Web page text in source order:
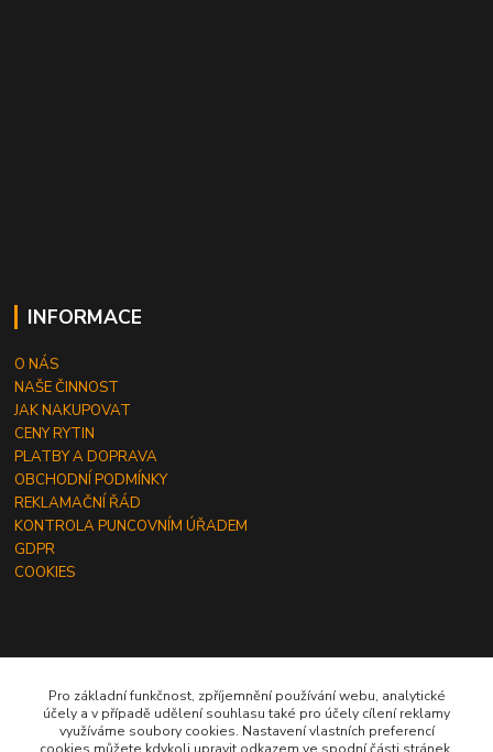
INFORMACE
O NÁS
NAŠE ČINNOST
JAK NAKUPOVAT
CENY RYTIN
PLATBY A DOPRAVA
OBCHODNÍ PODMÍNKY
REKLAMAČNÍ ŘÁD
KONTROLA PUNCOVNÍM ÚŘADEM
GDPR
COOKIES
JAK OBJEDNAT RYTINU DO ŠPERKU
JAK VYBRAT SPRÁVNOU VELIKOST PRSTENU
Pro základní funkčnost, zpříjemnění používání webu, analytické
účely a v případě udělení souhlasu také pro účely cílení reklamy
využíváme soubory cookies. Nastavení vlastních preferencí